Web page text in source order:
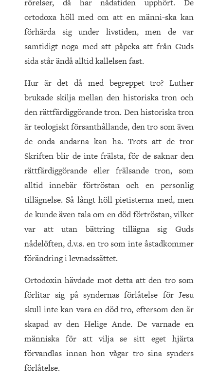
rörelser, då har nådatiden upphört. De
ortodoxa höll med om att en männi-ska kan
förhärda sig under livstiden, men de var
samtidigt noga med att påpeka att från Guds
sida står ändå alltid kallelsen fast.
Hur är det då med begreppet tro? Luther
brukade skilja mellan den historiska tron och
den rättfärdiggörande tron. Den historiska tron
är teologiskt försanthållande, den tro som även
de onda andarna kan ha. Trots att de tror
Skriften blir de inte frälsta, för de saknar den
rättfärdiggörande eller frälsande tron, som
alltid innebär förtröstan och en personlig
tillägnelse. Så långt höll pietisterna med, men
de kunde även tala om en död förtröstan, vilket
var att utan bättring tillägna sig Guds
nådelöften, d.v.s. en tro som inte åstadkommer
förändring i levnadssättet.
Ortodoxin hävdade mot detta att den tro som
förlitar sig på syndernas förlåtelse för Jesu
skull inte kan vara en död tro, eftersom den är
skapad av den Helige Ande. De varnade en
människa för att vilja se sitt eget hjärta
förvandlas innan hon vågar tro sina synders
förlåtelse.